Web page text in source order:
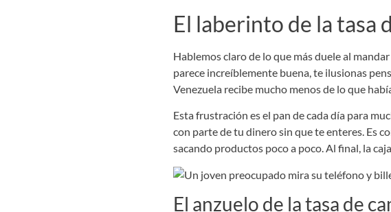
El laberinto de la tasa
Hablemos claro de lo que más duele al
parece increíblemente buena, te ilusionas
Venezuela recibe mucho menos de lo que
Esta frustración es el pan de cada día para
con parte de tu dinero sin que te enteres. Es
sacando productos poco a poco. Al final, la
El anzuelo de la tasa de